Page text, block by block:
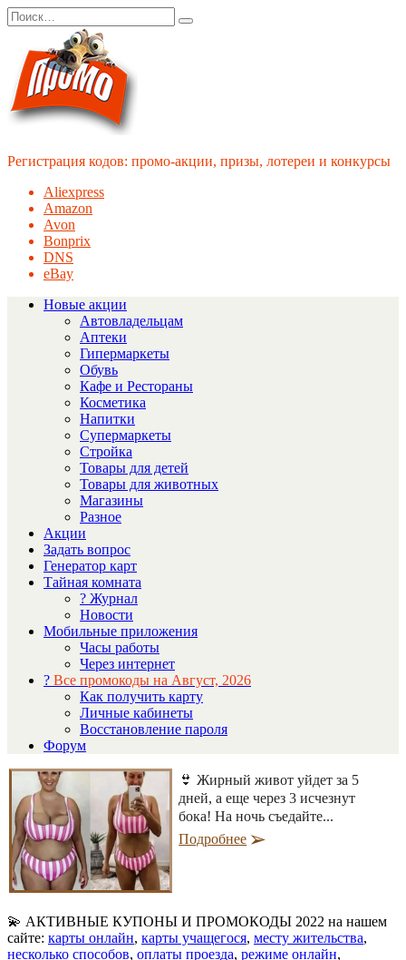
Перейти
к
содержанию
Search
for:
Регистрация кодов: промо-акции, призы, лотереи и конкурсы
Aliexpress
Amazon
Avon
Bonprix
DNS
eBay
Новые акции
Автовладельцам
Аптеки
Гипермаркеты
Обувь
Кафе и Рестораны
Косметика
Напитки
Супермаркеты
Стройка
Товары для детей
Товары для животных
Магазины
Разное
Акции
Задать вопрос
Генератор карт
Тайная комната
? Журнал
Новости
Мобильные приложения
Часы работы
Через интернет
? Все промокоды на Август, 2026
Как получить карту
Личные кабинеты
Восстановление пароля
Форум
👙 Жирный живот уйдет за 5
дней, а еще через 3 исчезнут
бока! На ночь съедайте...
Подробнее
💫 АКТИВНЫЕ КУПОНЫ И ПРОМОКОДЫ 2022 на нашем
сайте: карты онлайн, карты учащегося, месту жительства,
несколько способов, оплаты проезда, режиме онлайн,